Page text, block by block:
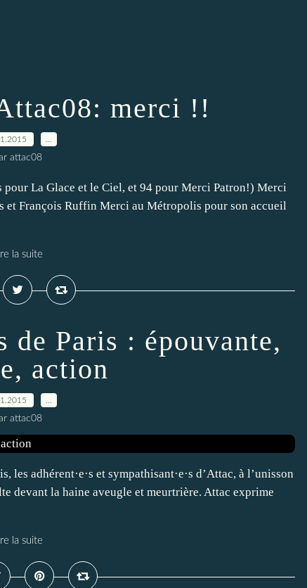
merci !!
attac08
La Glace et le Ciel, et 94 pour Merci Patron!) Merci
François Ruffin Merci au Métropolis pour son accueil
la suite
de Paris : épouvante,
action
attac08
les adhérent·e·s et sympathisant·e·s d’Attac, à l’unisson
devant la haine aveugle et meurtrière. Attac exprime
la suite